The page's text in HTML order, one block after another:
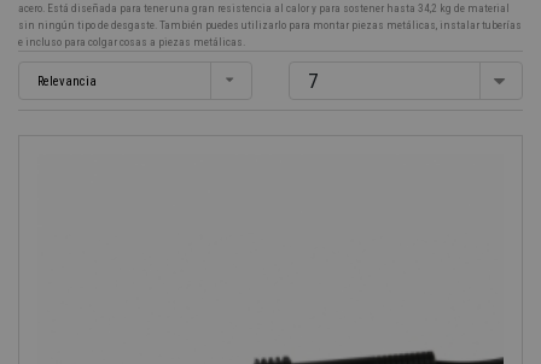
acero. Está diseñada para tener una gran resistencia al calor y para sostener hasta 34,2 kg de material
sin ningún tipo de desgaste. También puedes utilizarlo para montar piezas metálicas, instalar tuberías
e incluso para colgar cosas a piezas metálicas.
Relevancia 7